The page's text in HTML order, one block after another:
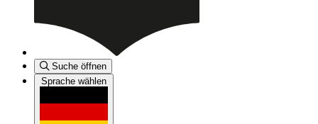
Suche öffnen
Sprache wählen